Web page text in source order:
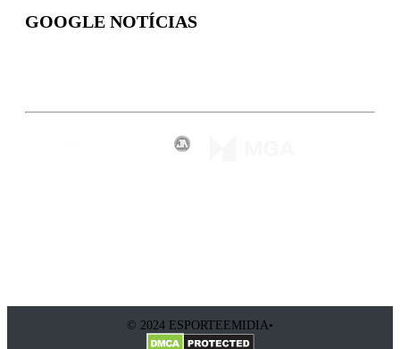
GOOGLE NOTÍCIAS
© 2024 ESPORTEEMIDIA•